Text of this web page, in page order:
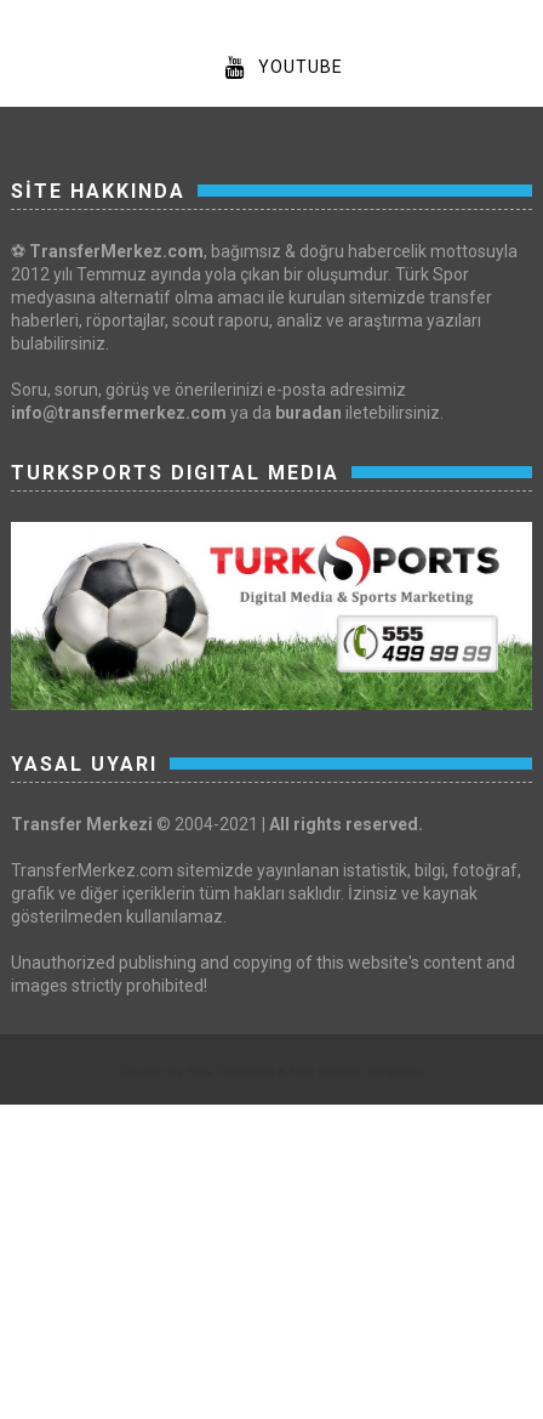
YOUTUBE
SİTE HAKKINDA
⚽ TransferMerkez.com, bağımsız & doğru habercelik mottosuyla
2012 yılı Temmuz ayında yola çıkan bir oluşumdur. Türk Spor
medyasına alternatif olma amacı ile kurulan sitemizde transfer
haberleri, röportajlar, scout raporu, analiz ve araştırma yazıları
bulabilirsiniz.
Soru, sorun, görüş ve önerilerinizi e-posta adresimiz
info@transfermerkez.com ya da buradan iletebilirsiniz.
TURKSPORTS DIGITAL MEDIA
YASAL UYARI
Transfer Merkezi © 2004-2021 | All rights reserved.
TransferMerkez.com sitemizde yayınlanan istatistik, bilgi, fotoğraf,
grafik ve diğer içeriklerin tüm hakları saklıdır. İzinsiz ve kaynak
gösterilmeden kullanılamaz.
Unauthorized publishing and copying of this website's content and
images strictly prohibited!